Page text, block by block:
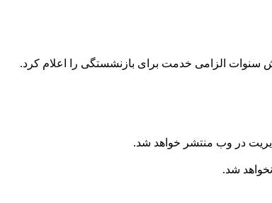
سنوات الزامی خدمت برای بازنشستگی را اعلام کرد.
در وب منتشر خواهد شد.
شد.